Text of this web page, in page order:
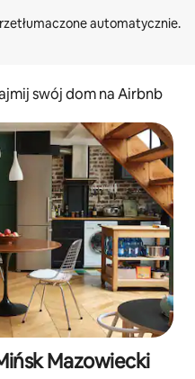
swój dom na Airbnb
Mazowiecki